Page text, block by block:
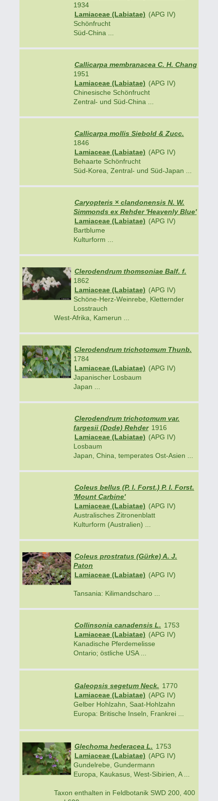
1934
Lamiaceae (Labiatae) (APG IV)
Schönfrucht
Süd-China ...
Callicarpa membranacea C. H. Chang
1951
Lamiaceae (Labiatae) (APG IV)
Chinesische Schönfrucht
Zentral- und Süd-China ...
Callicarpa mollis Siebold & Zucc.
1846
Lamiaceae (Labiatae) (APG IV)
Behaarte Schönfrucht
Süd-Korea, Zentral- und Süd-Japan ...
Caryopteris × clandonensis N. W.
Simmonds ex Rehder 'Heavenly Blue'
Lamiaceae (Labiatae) (APG IV)
Bartblume
Kulturform ...
Clerodendrum thomsoniae Balf. f.
1862
Lamiaceae (Labiatae) (APG IV)
Schöne-Herz-Weinrebe, Kletternder
Losstrauch
West-Afrika, Kamerun ...
Clerodendrum trichotomum Thunb.
1784
Lamiaceae (Labiatae) (APG IV)
Japanischer Losbaum
Japan ...
Clerodendrum trichotomum var.
fargesii (Dode) Rehder 1916
Lamiaceae (Labiatae) (APG IV)
Losbaum
Japan, China, temperates Ost-Asien ...
Coleus bellus (P. I. Forst.) P. I. Forst.
'Mount Carbine'
Lamiaceae (Labiatae) (APG IV)
Australisches Zitronenblatt
Kulturform (Australien) ...
Coleus prostratus (Gürke) A. J.
Paton
Lamiaceae (Labiatae) (APG IV)
Tansania: Kilimandscharo ...
Collinsonia canadensis L. 1753
Lamiaceae (Labiatae) (APG IV)
Kanadische Pferdemelisse
Ontario; östliche USA ...
Galeopsis segetum Neck. 1770
Lamiaceae (Labiatae) (APG IV)
Gelber Hohlzahn, Saat-Hohlzahn
Europa: Britische Inseln, Frankrei ...
Glechoma hederacea L. 1753
Lamiaceae (Labiatae) (APG IV)
Gundelrebe, Gundermann
Europa, Kaukasus, West-Sibirien, A ...
Taxon enthalten in Feldbotanik SWD 200, 400